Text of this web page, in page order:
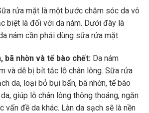
rửa mặt là một bước chăm sóc da vô
biệt là đối với da nám. Dưới đây là
nám cần phải dùng sữa rửa mặt:
bã nhờn và tế bào chết: Da nám
và dễ bị bít tắc lỗ chân lông. Sữa rửa
da, loại bỏ bụi bẩn, bã nhờn, tế bào
giúp lỗ chân lông thông thoáng, ngăn
vấn đề da khác. Làn da sạch sẽ là nền